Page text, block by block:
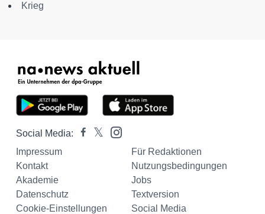
Krieg
Social Media:
Impressum
Für Redaktionen
Kontakt
Nutzungsbedingungen
Akademie
Jobs
Datenschutz
Textversion
Cookie-Einstellungen
Social Media